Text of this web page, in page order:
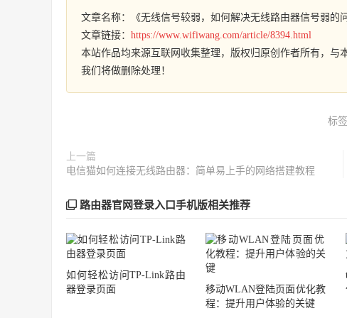
文章名称：《无线信号较弱，如何解决无线路由器信号弱的
文章链接： https://www.wifiwang.com/article/8394.html
本站作品均来源互联网收集整理，版权归原创作者所有，与
我们将做删除处理！
标签
上一篇
电信猫如何连接无线路由器：简单易上手的网络搭建教程
路由器官网登录入口手机版相关推荐
如何轻松访问TP-Link路由
器登录页面
移动WLAN登陆页面优化教
程：提升用户体验的关键